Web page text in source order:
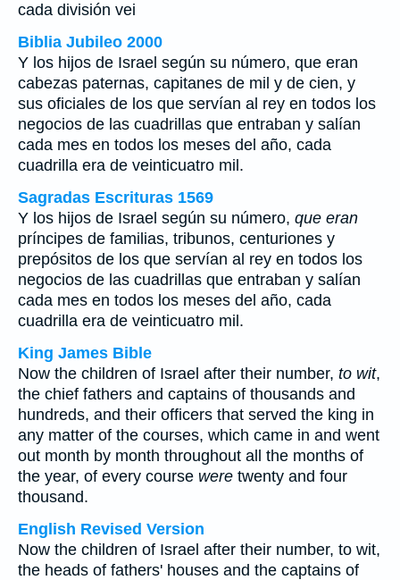
cada división vei
Biblia Jubileo 2000
Y los hijos de Israel según su número, que eran
cabezas paternas, capitanes de mil y de cien, y
sus oficiales de los que servían al rey en todos los
negocios de las cuadrillas que entraban y salían
cada mes en todos los meses del año, cada
cuadrilla era de veinticuatro mil.
Sagradas Escrituras 1569
Y los hijos de Israel según su número, que eran
príncipes de familias, tribunos, centuriones y
prepósitos de los que servían al rey en todos los
negocios de las cuadrillas que entraban y salían
cada mes en todos los meses del año, cada
cuadrilla era de veinticuatro mil.
King James Bible
Now the children of Israel after their number, to wit,
the chief fathers and captains of thousands and
hundreds, and their officers that served the king in
any matter of the courses, which came in and went
out month by month throughout all the months of
the year, of every course were twenty and four
thousand.
English Revised Version
Now the children of Israel after their number, to wit,
the heads of fathers' houses and the captains of